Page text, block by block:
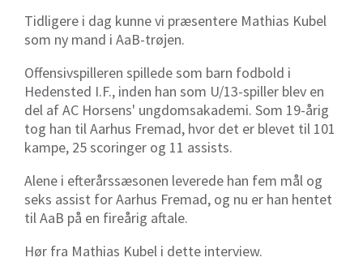
Tidligere i dag kunne vi præsentere Mathias Kubel
som ny mand i AaB-trøjen.
Offensivspilleren spillede som barn fodbold i
Hedensted I.F., inden han som U/13-spiller blev en
del af AC Horsens' ungdomsakademi. Som 19-årig
tog han til Aarhus Fremad, hvor det er blevet til 101
kampe, 25 scoringer og 11 assists.
Alene i efterårssæsonen leverede han fem mål og
seks assist for Aarhus Fremad, og nu er han hentet
til AaB på en fireårig aftale.
Hør fra Mathias Kubel i dette interview.